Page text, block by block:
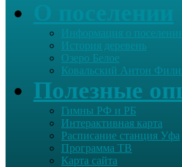
Информация о
История деревень
Озеро Белое
Ковальский Антон
Полезные
Гимны РФ и РБ
Интерактивная карта
Расписание станция Уфа
Программа ТВ
Карта сайта